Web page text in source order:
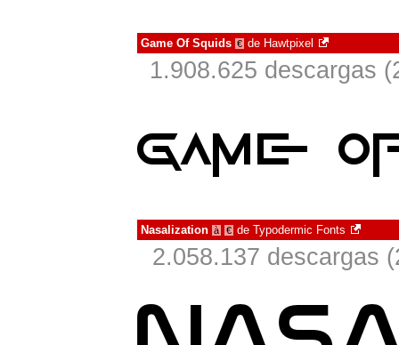
Game Of Squids € de Hawtpixel
1.908.625 descargas
Nasalization à € de Typodermic Fonts
2.058.137 descargas